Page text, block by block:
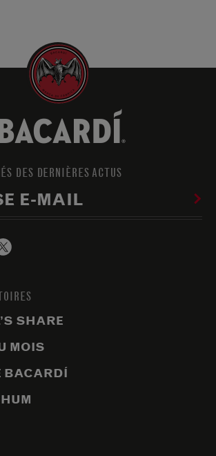
DES DERNIÈRES ACTUS
E-MAIL
SHARE
MOIS
BACARDÍ